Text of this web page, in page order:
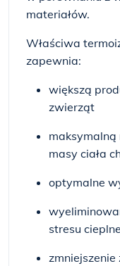
materiałów.
Właściwa
zapewnia:
większą
zwierząt
maksymalną
masy ciała
optymalne
stresu